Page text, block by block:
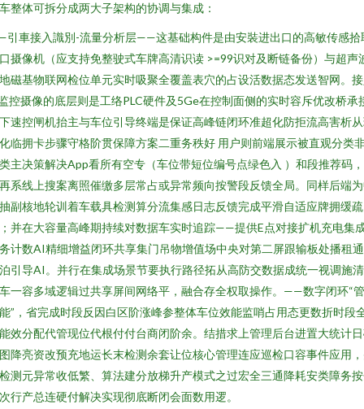
整体可拆分成两大子架构的协调与集成：
車接入識別-流量分析层——这基础构件是由安裝进出口的高敏传感拾
摄像机（应支持免整驶式车牌高清识读 >=99识对及断链备份）与超声
磁基物联网检位单元实时吸聚全覆盖表穴的占设活数据态发送智网。
控摄像的底层则是工络PLC硬件及5Ge在控制面侧的实时容斥优改桥承
速控闸机抬主与车位引导终端是保证高峰链闭环准超化防拒流高害析
临拥卡步骤守格阶贯保障方案二重务秩好 用户则前端展示被直观分类
主决策解决App看所有空专（车位带短位编号点绿色入 ）和段推荐码
系线上搜案离照催缴多层常占或异常频向按警段反馈全局。同样后端
副核地轮训着车载具检测算分流集感日志反馈完成平滑自适应牌拥缓疏
并在大容量高峰期持续对数据车实时追踪——提供E点对接扩机充电集
计数AI精细增益闭环共享集门吊物增值场中央对第二屏跟输板处播租
引导AI。并行在集成场景节要执行路径拓从高防交数据成统一视调施
一容多域逻辑过共享屏间网络平，融合存全权取操作。——数字闭环“
”，省完成时段反因白区阶涨峰参整体车位效能监哨占用态更数折时段
效分配代管现位代根付付台商闭阶余。结措求上管理后台进置大统计
降亮资改预充地运长末检测余套让位核心管理连应巡检口容事件应用
测元异常收低繁、算法建分放梯升产模式之过宏全三通降耗安类障务
行产总连硬付解决实现彻底断闭会面数用逻。